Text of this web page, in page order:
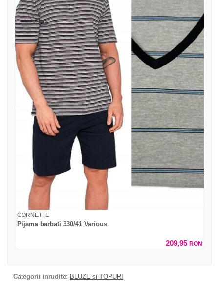
CORNETTE
Pijama barbati 330/41 Various
209,95 RON
Categorii inrudite: BLUZE si TOPURI